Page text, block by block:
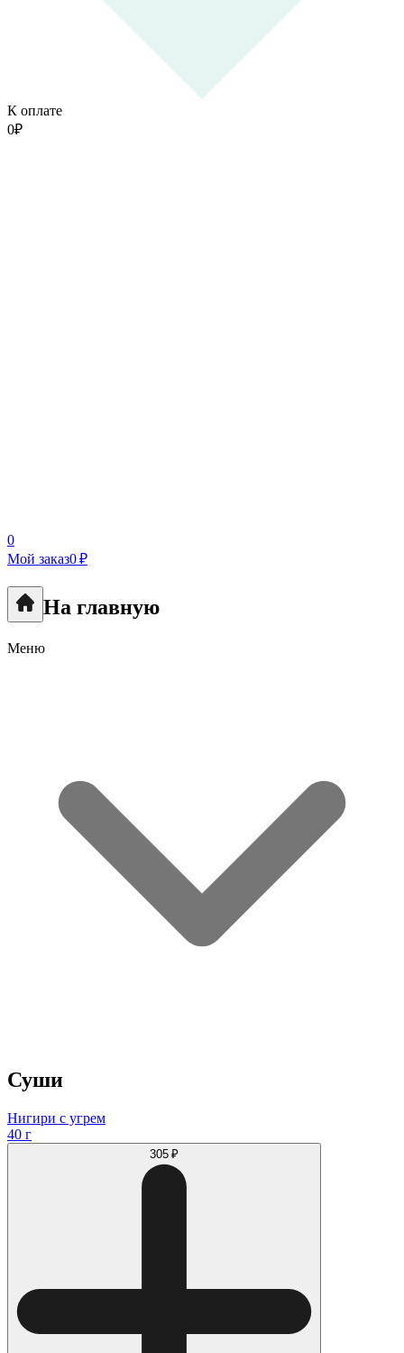
К оплате
0₽
0
Мой заказ0 ₽
На главную
Меню
Суши
Нигири с угрем
40 г
305 ₽